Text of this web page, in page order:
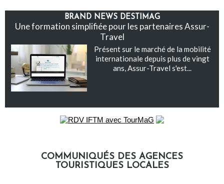
BRAND NEWS DESTIMAG
Une formation simplifiée pour les partenaires Assur-
Travel
Présent sur le marché de la mobilité
internationale depuis plus de vingt
ans, Assur-Travel s'est...
COMMUNIQUÉS DES AGENCES
TOURISTIQUES LOCALES